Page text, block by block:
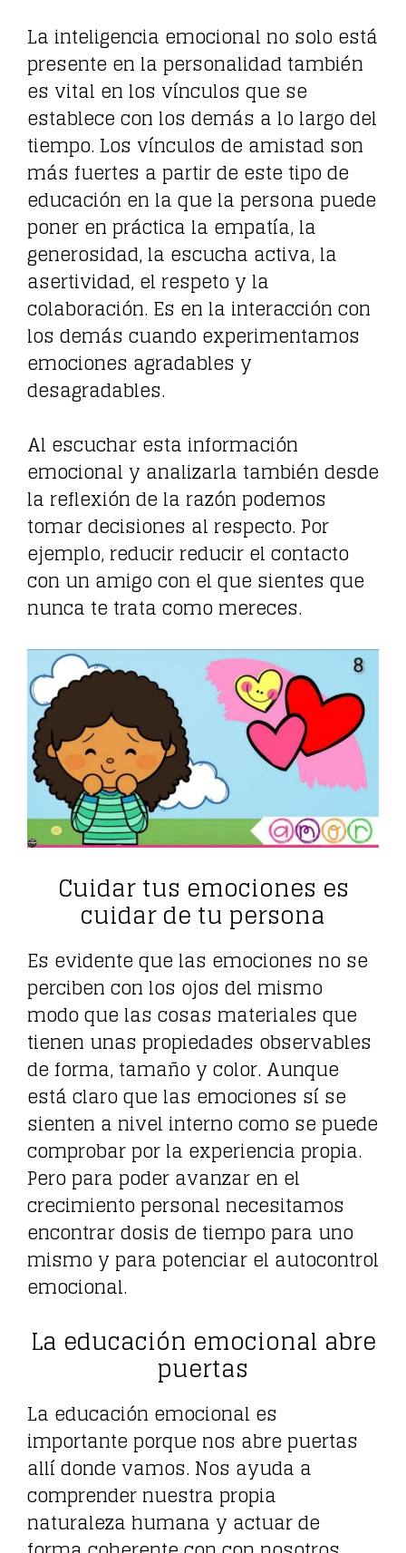
La inteligencia emocional no solo está
presente en la personalidad también
es vital en los vínculos que se
establece con los demás a lo largo del
tiempo. Los vínculos de amistad son
más fuertes a partir de este tipo de
educación en la que la persona puede
poner en práctica la empatía, la
generosidad, la escucha activa, la
asertividad, el respeto y la
colaboración. Es en la interacción con
los demás cuando experimentamos
emociones agradables y
desagradables.
Al escuchar esta información
emocional y analizarla también desde
la reflexión de la razón podemos
tomar decisiones al respecto. Por
ejemplo, reducir reducir el contacto
con un amigo con el que sientes que
nunca te trata como mereces.
Cuidar tus emociones es
cuidar de tu persona
Es evidente que las emociones no se
perciben con los ojos del mismo
modo que las cosas materiales que
tienen unas propiedades observables
de forma, tamaño y color. Aunque
está claro que las emociones sí se
sienten a nivel interno como se puede
comprobar por la experiencia propia.
Pero para poder avanzar en el
crecimiento personal necesitamos
encontrar dosis de tiempo para uno
mismo y para potenciar el autocontrol
emocional.
La educación emocional abre
puertas
La educación emocional es
importante porque nos abre puertas
allí donde vamos. Nos ayuda a
comprender nuestra propia
naturaleza humana y actuar de